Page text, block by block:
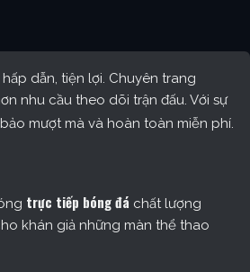
dẫn, tiện lợi. Chuyên trang
nhu cầu theo dõi trận đấu. Với sự
mượt mà và hoàn toàn miễn phí.
trực tiếp bóng đá chất lượng
khán giả những màn thể thao